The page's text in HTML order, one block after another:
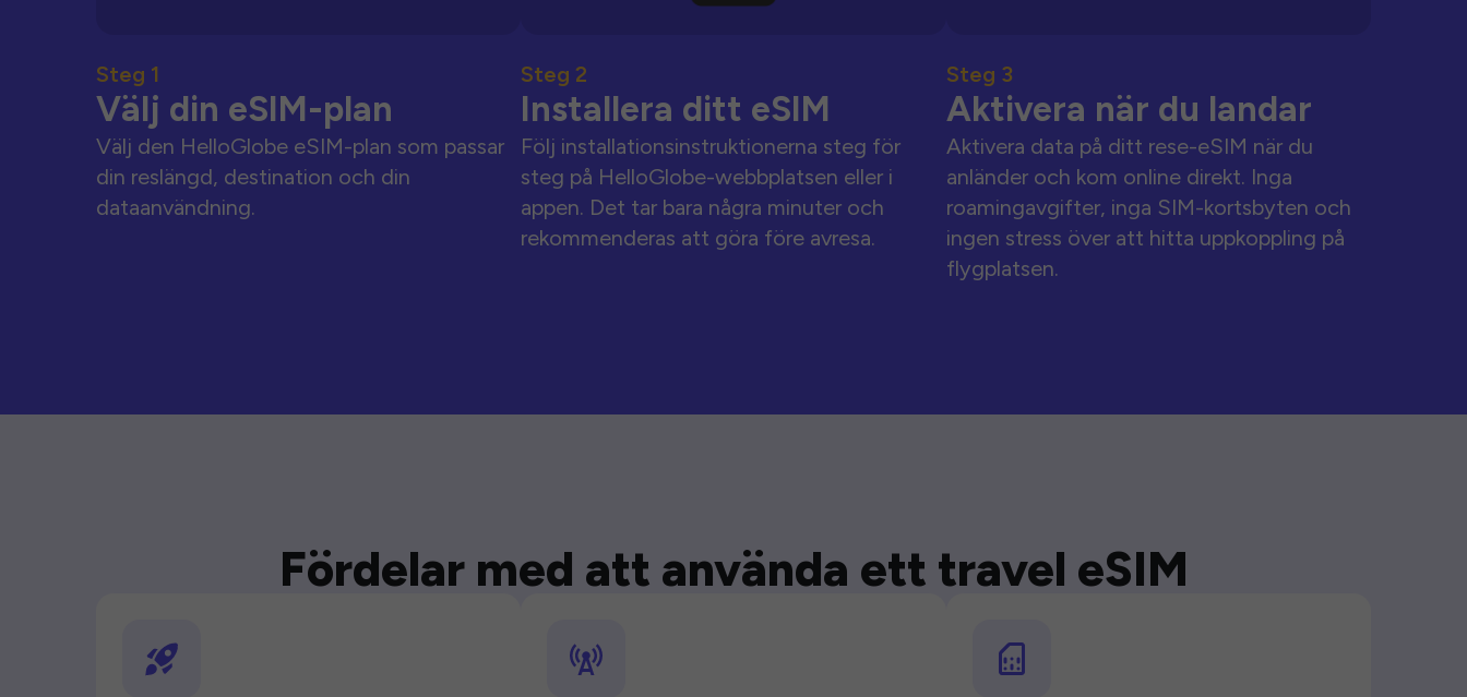
Steg 1
Välj din eSIM-plan
Välj den HelloGlobe eSIM-plan som passar
din reslängd, destination och din
dataanvändning.
Steg 2
Installera ditt eSIM
Följ installationsinstruktionerna steg för
steg på HelloGlobe-webbplatsen eller i
appen. Det tar bara några minuter och
rekommenderas att göra före avresa.
Steg 3
Aktivera när du landar
Aktivera data på ditt rese-eSIM när du
anländer och kom online direkt. Inga
roamingavgifter, inga SIM-kortsbyten och
ingen stress över att hitta uppkoppling på
flygplatsen.
Fördelar med att använda ett travel eSIM